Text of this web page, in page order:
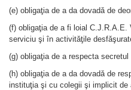
(e) obligaţia de a da dovadǎ de
(f) obligaţia de a fi loial C.J.R.A.E.
serviciu şi în activitǎţile
(g) obligaţia de a respecta
(h) obligaţia de a da dovadǎ de
instituţia şi cu colegii şi implicit de